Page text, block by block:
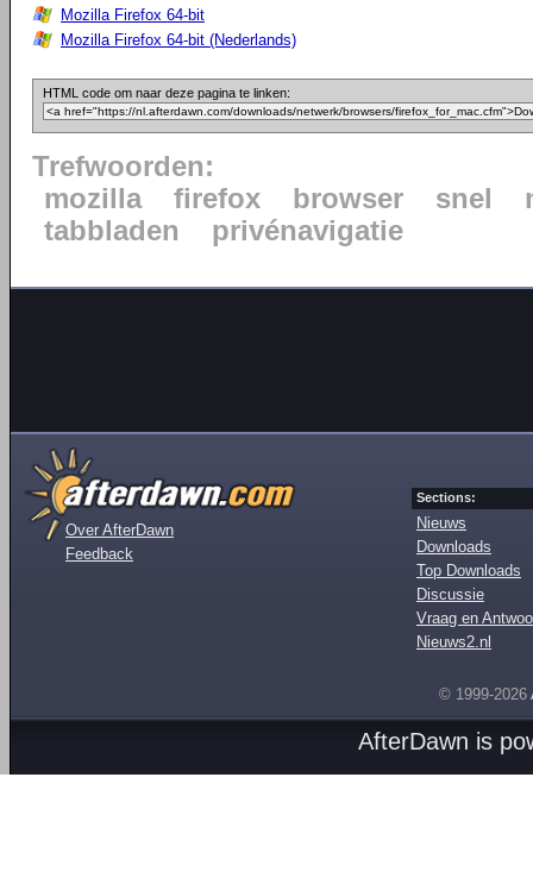
Mozilla Firefox 64-bit
Mozilla Firefox 64-bit (Nederlands)
HTML code om naar deze pagina te linken:
Trefwoorden:
mozilla
firefox browser snel
tabbladen
privénavigatie
Over AfterDawn
Feedback
Sections:
Nieuws
Downloads
Top Downloads
Discussie
Vraag en
Nieuws2.nl
© 1999-2026
AfterDawn is